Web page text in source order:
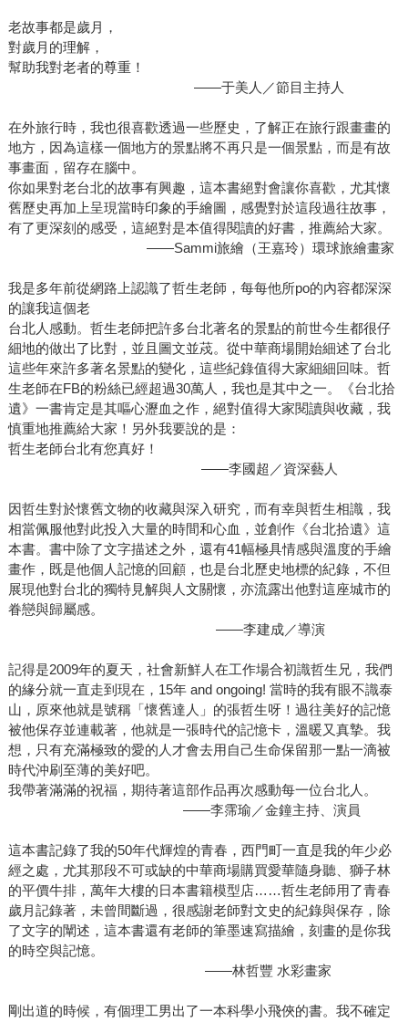
老故事都是歲月，
對歲月的理解，
幫助我對老者的尊重！
——于美人／節目主持人
在外旅行時，我也很喜歡透過一些歷史，了解正在旅行跟畫畫的
地方，因為這樣一個地方的景點將不再只是一個景點，而是有故
事畫面，留存在腦中。
你如果對老台北的故事有興趣，這本書絕對會讓你喜歡，尤其懷
舊歷史再加上呈現當時印象的手繪圖，感覺對於這段過往故事，
有了更深刻的感受，這絕對是本值得閱讀的好書，推薦給大家。
――Sammi旅繪（王嘉玲）環球旅繪畫家
我是多年前從網路上認識了哲生老師，每每他所po的內容都深深
的讓我這個老
台北人感動。哲生老師把許多台北著名的景點的前世今生都很仔
細地的做出了比對，並且圖文並荗。從中華商場開始細述了台北
這些年來許多著名景點的變化，這些紀錄值得大家細細回味。哲
生老師在FB的粉絲已經超過30萬人，我也是其中之一。《台北拾
遺》一書肯定是其嘔心瀝血之作，絕對值得大家閱讀與收藏，我
慎重地推薦給大家！另外我要說的是：
哲生老師台北有您真好！
――李國超／資深藝人
因哲生對於懷舊文物的收藏與深入研究，而有幸與哲生相識，我
相當佩服他對此投入大量的時間和心血，並創作《台北拾遺》這
本書。書中除了文字描述之外，還有41幅極具情感與溫度的手繪
畫作，既是他個人記憶的回顧，也是台北歷史地標的紀錄，不但
展現他對台北的獨特見解與人文關懷，亦流露出他對這座城市的
眷戀與歸屬感。
――李建成／導演
記得是2009年的夏天，社會新鮮人在工作場合初識哲生兄，我們
的緣分就一直走到現在，15年 and ongoing! 當時的我有眼不識泰
山，原來他就是號稱「懷舊達人」的張哲生呀！過往美好的記憶
被他保存並連載著，他就是一張時代的記憶卡，溫暖又真摯。我
想，只有充滿極致的愛的人才會去用自己生命保留那一點一滴被
時代沖刷至薄的美好吧。
我帶著滿滿的祝福，期待著這部作品再次感動每一位台北人。
——李霈瑜／金鐘主持、演員
這本書記錄了我的50年代輝煌的青春，西門町一直是我的年少必
經之處，尤其那段不可或缺的中華商場購買愛華隨身聽、獅子林
的平價牛排，萬年大樓的日本書籍模型店……哲生老師用了青春
歲月記錄著，未曾間斷過，很感謝老師對文史的紀錄與保存，除
了文字的闡述，這本書還有老師的筆墨速寫描繪，刻畫的是你我
的時空與記憶。
――林哲豐 水彩畫家
剛出道的時候，有個理工男出了一本科學小飛俠的書。我不確定